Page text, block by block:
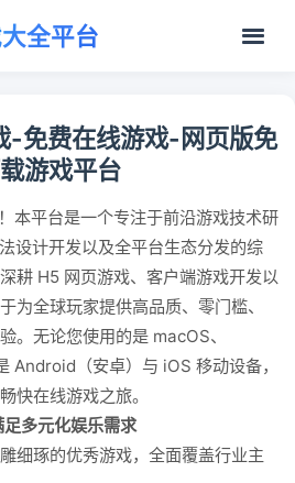
全平台
-免费在线游戏-网页版免
游戏平台
！本平台是一个专注于前沿游戏技术研
设计开发以及全平台生态分发的综
耕 H5 网页游戏、客户端游戏开发以
为全球玩家提供高品质、零门槛、
。无论您使用的是 macOS、
Android（安卓）与 iOS 移动设备，
快在线游戏之旅。
多元化娱乐需求
细琢的优秀游戏，全面覆盖行业主